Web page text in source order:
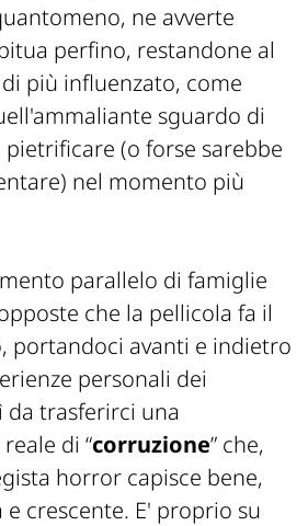
ne avverte
perfino, restandone al
più influenzato, come
sguardo di
pietrificare (o forse sarebbe
) nel momento più
parallelo di famiglie
che la pellicola fa il
portandoci avanti e indietro
personali dei
trasferirci una
di “corruzione” che,
horror capisce bene,
e crescente. E' proprio su